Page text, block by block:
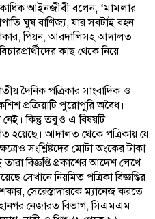
আইনজীবী বলেন, ‘মামলার
ঘুষ বাণিজ্য, যার সবটাই বহন
পিয়ন, আরদালিসহ আদালত
কাছ থেকে নিয়ে
দৈনিক পত্রিকার সাংবাদিক ও
প্রক্রিয়াটি পুরোপুরি অবৈধ।
কিন্তু তবুও এ বিষয়টি
হয়েছে। আদালত থেকে পত্রিকায় যে
সংশ্লিষ্টদের মোটা অংকের টাকা
বিজ্ঞপ্তি প্রকাশের আদেশ লেখে
সেখানে নিয়মিত পত্রিকা বিজ্ঞপ্তির
সেরেস্তাদারকে ম্যানেজ করতে
নেজারত বিভাগ, সিএমএম